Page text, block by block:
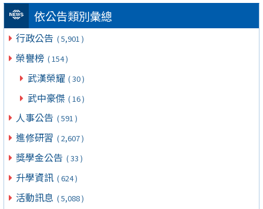
依公告類別彙總
行政公告 ( 5,901 )
榮譽榜 ( 154 )
武漢榮耀 ( 30 )
武中豪傑 ( 16 )
人事公告 ( 591 )
進修研習 ( 2,607 )
獎學金公告 ( 33 )
升學資訊 ( 624 )
活動訊息 ( 5,088 )